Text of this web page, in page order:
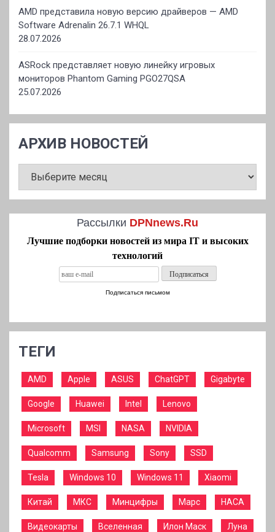
AMD представила новую версию драйверов — AMD
Software Adrenalin 26.7.1 WHQL
28.07.2026
ASRock представляет новую линейку игровых
мониторов Phantom Gaming PGO27QSA
25.07.2026
АРХИВ НОВОСТЕЙ
НОВОСТЕЙ
Рассылки DPNnews.Ru
Лучшие подборки новостей из мира IT и высоких
технологий
Подписаться письмом
ТЕГИ
AMD Apple ASUS ChatGPT Gigabyte
Google Huawei Intel Lenovo
Microsoft MSI NASA NVIDIA
Qualcomm Samsung Sony SSD
Tesla Windows 10 Windows 11 Xiaomi
Китай МКС Минцифры Марс НАСА
Видеокарты Вселенная Илон Маск Луна